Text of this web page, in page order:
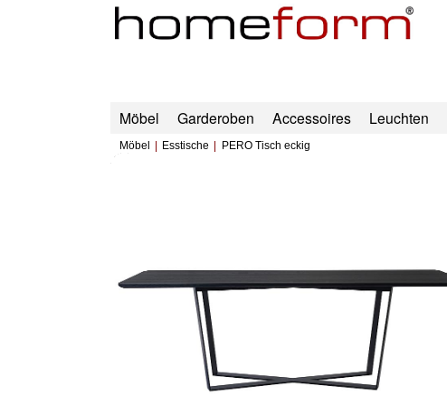
Möbel Garderoben Accessoires Leuchten
Möbel Esstische PERO Tisch eckig